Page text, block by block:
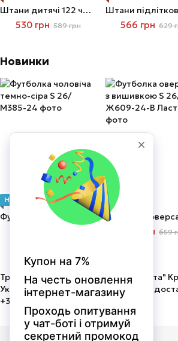
Штани дитячі 122 чорні
530 грн 589 грн 566 грн 629
Новинки
Новинка
Новинка
Новинка
−5%
626 грн 659
Трикотаж від виробника ТОВ "Мальта"
Україна. Оптом і в роздріб! Швидка
+380675058586